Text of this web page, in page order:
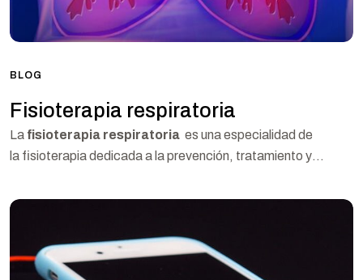
BLOG
Fisioterapia respiratoria
La fisioterapia respiratoria es una especialidad de
la fisioterapia dedicada a la prevención, tratamiento y